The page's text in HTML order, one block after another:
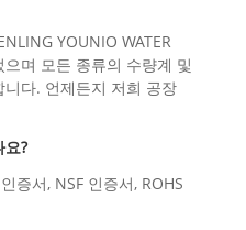
YOUNIO WATER
며 모든 종류의 수량계 및
다. 언제든지 저희 공장
요?
증서, NSF 인증서, ROHS